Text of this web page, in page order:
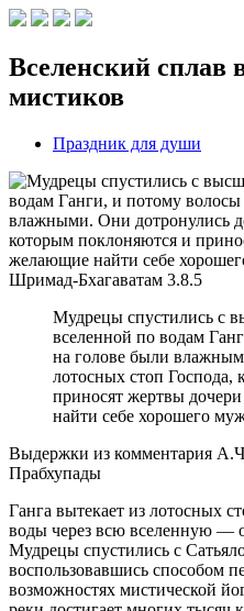
Вселенский сплав
мистиков
Праздник для души
Шримад-Бхагаватам 3.8.5
Мудрецы спустились с
вселенной по водам
на голове были
лотосных стоп Господа,
приносят жертвы
найти себе хорошего
Выдержки из комментария
Прабхупады
Ганга вытекает из лотосных
воды через всю вселенную —
Мудрецы спустились с
воспользовавшись способом
возможностях мистической